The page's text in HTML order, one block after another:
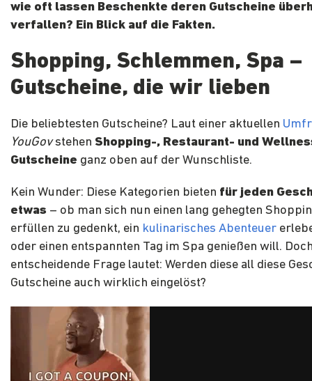
wie oft lassen Beschenkte deren Gutscheine
verfallen? Ein Blick auf die Fakten.
Shopping, Schlemmen, Spa –
Gutscheine, die wir lieben
Die beliebtesten Gutscheine? Laut einer aktuellen
YouGovstehen Shopping-, Restaurant- und
Gutscheine ganz oben auf der Wunschliste.
Kein Wunder: Diese Kategorien bieten für jeden
etwas – ob man sich nun einen lang gehegten
erfüllen zu gedenkt, ein kulinarisches Abenteuer
oder einen entspannten Tag im Spa genießen will.
entscheidende Frage lautet: Werden diese all diese
Gutscheine auch wirklich eingelöst?